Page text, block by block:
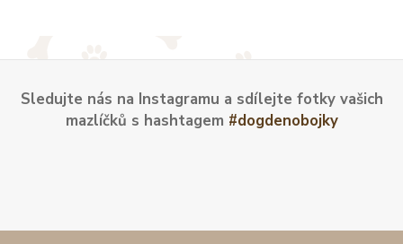
Sledujte nás na Instagramu a sdílejte fotky vašich
mazlíčků s hashtagem #dogdenobojky